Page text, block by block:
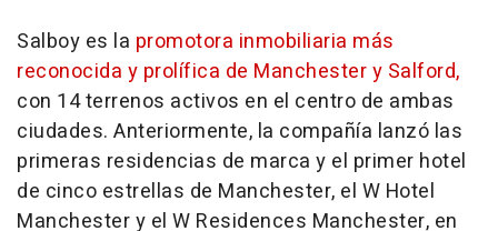
Salboy es la promotora inmobiliaria más
reconocida y prolífica de Manchester y Salford,
con 14 terrenos activos en el centro de ambas
ciudades. Anteriormente, la compañía lanzó las
primeras residencias de marca y el primer hotel
de cinco estrellas de Manchester, el W Hotel
Manchester y el W Residences Manchester, en